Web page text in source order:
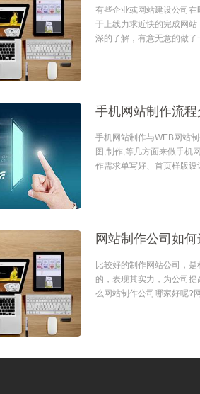
有些企业或网站建设公司
于上线力求近快的完成网
深的了解，有意无意的做
手机网站制作流程
手机网站制作与WEB网站
图,制作,等几方面来做手机
作需求单写好、首页样版
比较好的制作网站公司，
的，表现其实力，为公司
么网站制作公司哪家好呢?